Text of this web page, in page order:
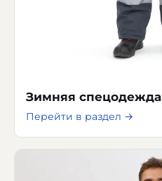
Зимняя спецодежда
Перейти в раздел →